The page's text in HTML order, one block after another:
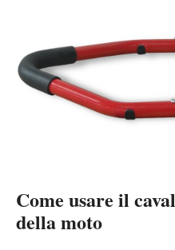
Come usare il
della moto